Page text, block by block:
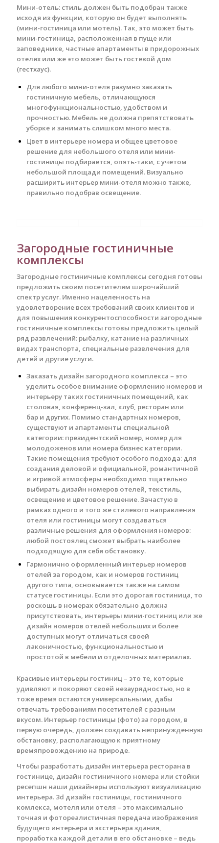
Мини-отель: стиль должен быть подобран также
исходя из функции, которую он будет выполнять
(мини-гостиница или мотель). Так, это может быть
мини-гостиница, расположенная в пуще или
заповеднике, частные апартаменты в придорожных
отелях или же это может быть гостевой дом
(гестхаус).
Для любого мини-отеля разумно заказать
гостиничную мебель, отличающуюся
многофункциональностью, удобством и
прочностью. Мебель не должна препятствовать
уборке и занимать слишком много места.
Цвет в интерьере номера и общее цветовое
решение для небольшого отеля или мини-
гостиницы подбирается, опять-таки, с учетом
небольшой площади помещений. Визуально
расширить интерьер мини-отеля можно также,
правильно подобрав освещение.
Загородные гостиничные
комплексы
Загородные гостиничные комплексы сегодня готовы
предложить своим посетителям широчайший
спектр услуг. Именно нацеленность на
удовлетворение всех требований своих клиентов и
для повышения конкурентоспособности загородные
гостиничные комплексы готовы предложить целый
ряд развлечений: рыбалку, катание на различных
видах транспорта, специальные развлечения для
детей и другие услуги.
Заказать дизайн загородного комплекса – это
уделить особое внимание оформлению номеров и
интерьеру таких гостиничных помещений, как
столовая, конференц-зал, клуб, ресторан или
бар и других. Помимо стандартных номеров,
существуют и апартаменты специальной
категории: президентский номер, номер для
молодоженов или номера бизнес категории.
Такие помещения требуют особого подхода: для
создания деловой и официальной, романтичной
и игривой атмосферы необходимо тщательно
выбирать дизайн номеров отелей, текстиль,
освещение и цветовое решение. Зачастую в
рамках одного и того же стилевого направления
отеля или гостиницы могут создаваться
различные решения для оформления номеров:
любой постоялец сможет выбрать наиболее
подходящую для себя обстановку.
Гармонично оформленный интерьер номеров
отелей за городом, как и номеров гостиниц
другого типа, основывается также на самом
статусе гостиницы. Если это дорогая гостиница, то
роскошь в номерах обязательно должна
присутствовать, интерьеры мини-гостиниц или же
дизайн номеров отелей небольших и более
доступных могут отличаться своей
лаконичностью, функциональностью и
простотой в мебели и отделочных материалах.
Красивые интерьеры гостиниц – это те, которые
удивляют и покоряют своей незаурядностью, но в
тоже время остаются универсальными, дабы
отвечать требованиям посетителей с разным
вкусом. Интерьер гостиницы (фото) за городом, в
первую очередь, должен создавать непринужденную
обстановку, располагающую к приятному
времяпровождению на природе.
Чтобы разработать дизайн интерьера ресторана в
гостинице, дизайн гостиничного номера или стойки
ресепшн наши дизайнеры используют визуализацию
интерьера. 3d дизайн гостиницы, гостиничного
комлекса, мотеля или отеля – это максимально
точная и фотореалистичная передача изображения
будущего интерьера и экстерьера здания,
проработка каждой детали в его обстановке – ведь